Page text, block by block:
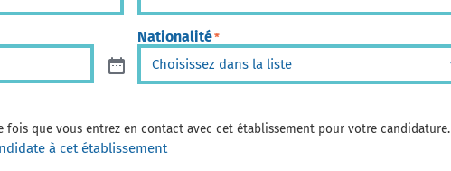
Nationalité*
fois que vous entrez en contact avec cet établissement pour votre candidature.
à cet établissement